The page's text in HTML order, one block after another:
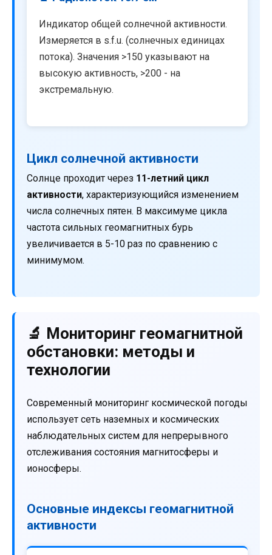
Индикатор общей солнечной активности.
Измеряется в s.f.u. (солнечных единицах
потока). Значения >150 указывают на
высокую активность, >200 - на
экстремальную.
Цикл солнечной активности
Солнце проходит через 11-летний цикл
активности, характеризующийся изменением
числа солнечных пятен. В максимуме цикла
частота сильных геомагнитных бурь
увеличивается в 5-10 раз по сравнению с
минимумом.
🔬 Мониторинг геомагнитной
обстановки: методы и
технологии
Современный мониторинг космической погоды
использует сеть наземных и космических
наблюдательных систем для непрерывного
отслеживания состояния магнитосферы и
ионосферы.
Основные индексы геомагнитной
активности